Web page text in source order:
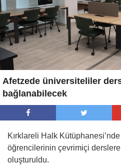
Afetzede üniversiteliler
bağlanabilecek
Kırklareli Halk
öğrencilerinin çevrimiçi
oluşturuldu.